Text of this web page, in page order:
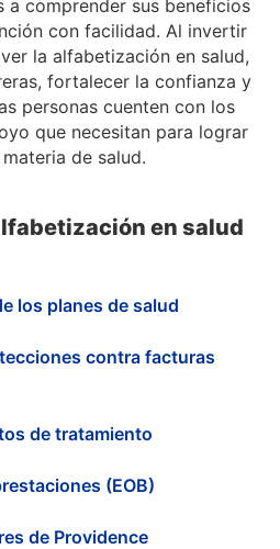
a comprender sus beneficios
con facilidad. Al invertir
la alfabetización en salud,
fortalecer la confianza y
personas cuenten con los
que necesitan para lograr
de salud.
en salud
los planes de salud
contra facturas
de tratamiento
(EOB)
de Providence